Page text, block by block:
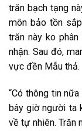
trăn bạch tạng
môn bảo tồn sắp
trăn này kophân
nhận. Sau đó,
vực đền Mẫu thả.
“Có thông tinnữa
bây giờngười ta
về tự nhiên. Trăn